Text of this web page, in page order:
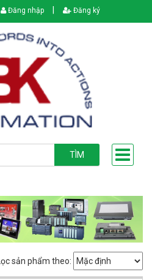
Đăng nhập Đăng ký
TÌM
Lọc sản phẩm theo: